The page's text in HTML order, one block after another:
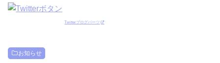
Twitterブログパーツ
お知らせ